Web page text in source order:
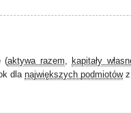
(aktywa razem, kapitały
dla największych podmiotówz